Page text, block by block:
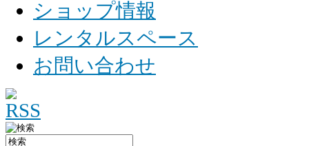
ショップ情報
レンタルスペース
お問い合わせ